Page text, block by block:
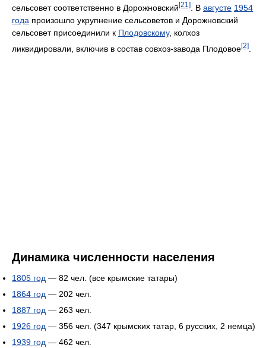
сельсовет соответственно в Дорожновский [21] . В августе 1954
года произошло укрупнение сельсоветов и Дорожновский
сельсовет присоединили к Плодовскому, колхоз
ликвидировали, включив в состав совхоз-завода Плодовое[2]
Динамика численности населения
1805 год — 82 чел. (все крымские татары)
1864 год — 202 чел.
1887 год — 263 чел.
1926 год — 356 чел. (347 крымских татар, 6 русских, 2 немца)
1939 год — 462 чел.